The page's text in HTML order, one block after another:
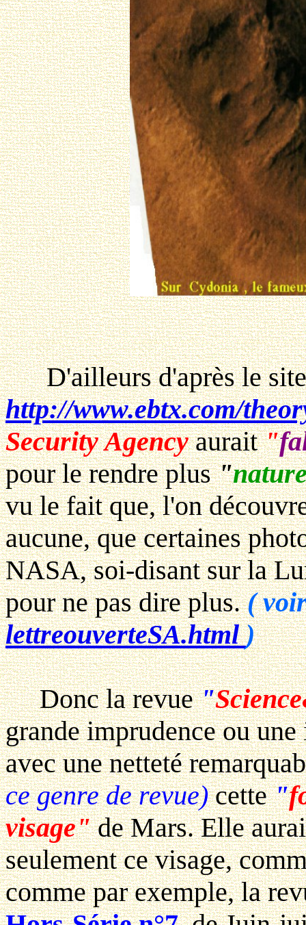
D'ailleurs d'après le
http://www.ebtx.com/
Security Agencyaurait"
pour le rendre plus"
vu le fait que, l'on
aucune, que certaines
NASA, soi-disant sur la
pour ne pas dire plus.(
lettreouverteSA.html)
Donc la revue"
grande imprudence ou
avec une netteté
ce genre de revue)cette"
visage"de Mars. Elle
seulement ce visage,
comme par exemple, la